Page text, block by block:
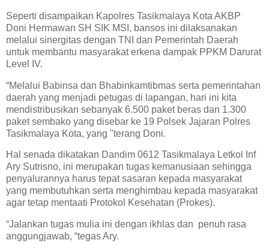
Seperti disampaikan Kapolres Tasikmalaya Kota AKBP
Doni Hermawan SH SIK MSI, bansos ini dilaksanakan
melalui sinergitas dengan TNI dan Pemerintah Daerah
untuk membantu masyarakat erkena dampak PPKM Darurat
Level IV.
“Melalui Babinsa dan Bhabinkamtibmas serta pemerintahan
daerah yang menjadi petugas di lapangan, hari ini kita
mendistribusikan sebanyak 6.500 paket beras dan 1.300
paket sembako yang disebar ke 19 Polsek Jajaran Polres
Tasikmalaya Kota, yang "terang Doni.
Hal senada dikatakan Dandim 0612 Tasikmalaya Letkol Inf
Ary Sutrisno, ini merupakan tugas kemanusiaan sehingga
penyalurannya harus tepat sasaran kepada masyarakat
yang membutuhkan serta menghimbau kepada masyarakat
agar tetap mentaati Protokol Kesehatan (Prokes).
“Jalankan tugas mulia ini dengan ikhlas dan penuh rasa
anggungjawab, “tegas Ary.